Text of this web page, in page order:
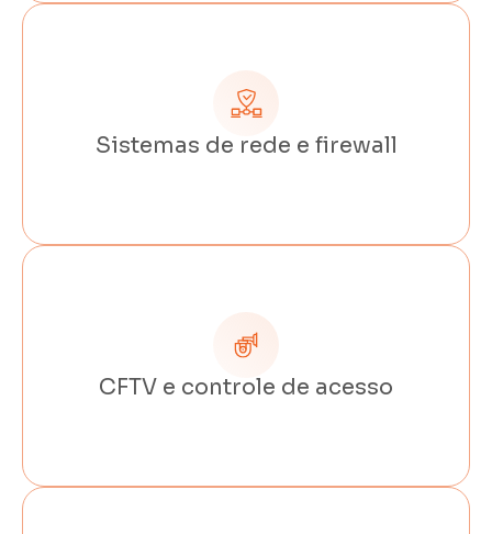
Sistemas de rede e firewall
CFTV e controle de acesso